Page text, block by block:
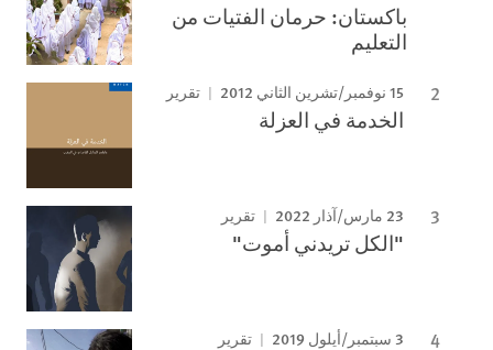
باكستان: حرمان الفتيات من
التعليم
15 نوفمبر/تشرين الثاني 2012 تقرير
الخدمة في العزلة
23 مارس/آذار 2022 تقرير
"الكل تريدني أموت"
3 سبتمبر/أيلول 2019 تقرير